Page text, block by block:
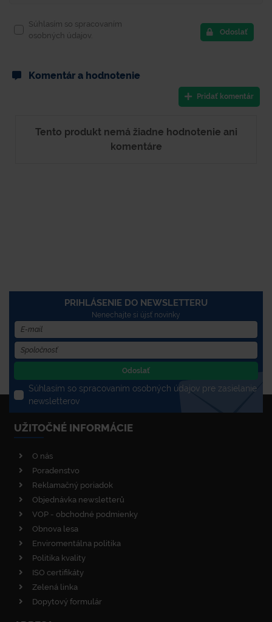
Súhlasím so spracovaním
osobných údajov.
Odoslať
Komentár a hodnotenie
Pridať komentár
Tento produkt nemá žiadne hodnotenie ani
komentáre
PRIHLÁSENIE DO NEWSLETTERU
Nenechajte si újsť novinky
Odoslať
Súhlasím so spracovaním osobných údajov pre zasielanie
newsletterov
UŽITOČNÉ INFORMÁCIE
O nás
Poradenstvo
Reklamačný poriadok
Objednávka newsletterů
VOP - obchodné podmienky
Obnova lesa
Enviromentálna politika
Politika kvality
ISO certifikáty
Zelená linka
Dopytový formulár